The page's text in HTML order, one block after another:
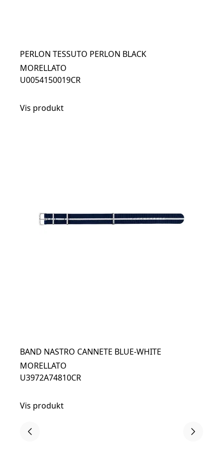
PERLON TESSUTO PERLON BLACK
MORELLATO
U0054150019CR
Vis produkt
BAND NASTRO CANNETE BLUE-WHITE
MORELLATO
U3972A74810CR
Vis produkt